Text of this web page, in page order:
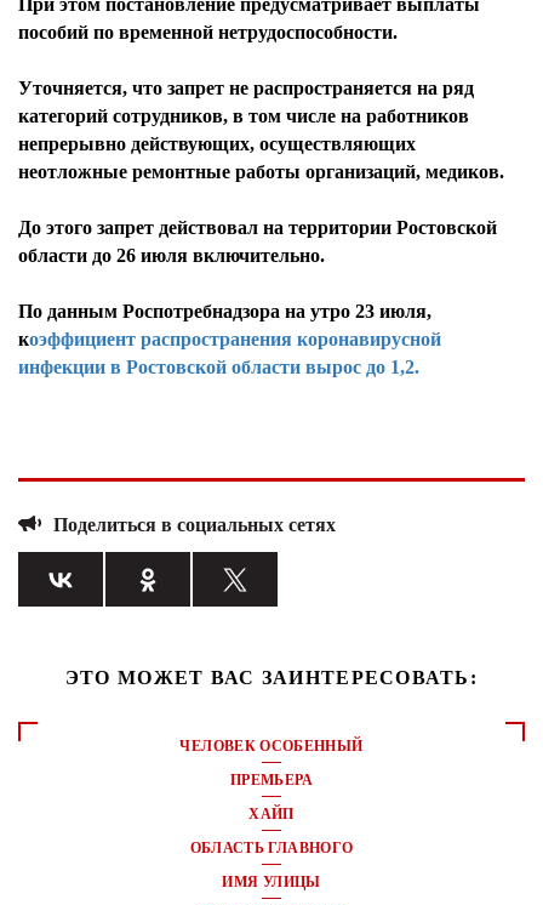
При этом постановление предусматривает выплаты
пособий по временной нетрудоспособности.
Уточняется, что запрет не распространяется на ряд
категорий сотрудников, в том числе на работников
непрерывно действующих, осуществляющих
неотложные ремонтные работы организаций, медиков.
До этого запрет действовал на территории Ростовской
области до 26 июля включительно.
По данным Роспотребнадзора на утро 23 июля,
коэффициент распространения коронавирусной
инфекции в Ростовской области вырос до 1,2.
Поделиться в социальных сетях
ЭТО МОЖЕТ ВАС ЗАИНТЕРЕСОВАТЬ:
ЧЕЛОВЕК ОСОБЕННЫЙ
ПРЕМЬЕРА
ХАЙП
ОБЛАСТЬ ГЛАВНОГО
ИМЯ УЛИЦЫ